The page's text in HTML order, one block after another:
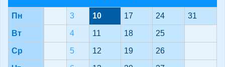
Пн 3 10 17 24 31
Вт 4 11 18 25
Ср 5 12 19 26